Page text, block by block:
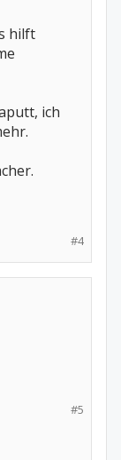
hilft
ich
#4
#5